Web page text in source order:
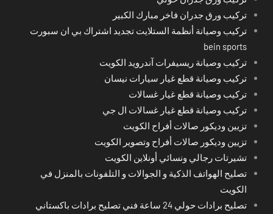
تركيب ورق جدران فاخر مبارك الكبير
تركيب وصيانة أنظمة الستلايت تجديد اشتراك بي ان سبورت
bein sports
تركيب وصيانة ريسيفرات آندرويد الكويت
تركيب وصيانة قطع غيار سيارات نيسان
تركيب وصيانة قطع غيار غسالات
تركيب وصيانة قطع غيار غسالات ال جي
تزيين وديكور صالات أفراح الكويت
تزيين وديكور صالات أفراح وتصوير الكويت
تشيرتات رجالي ونسائي أونلاين الكويت
تصليح الهواتف الذكية و الجوالات و التلفونات بالمنزل في
الكويت
تصليح برادات حولي 24 ساعة فني تصليح برادات باكستاني